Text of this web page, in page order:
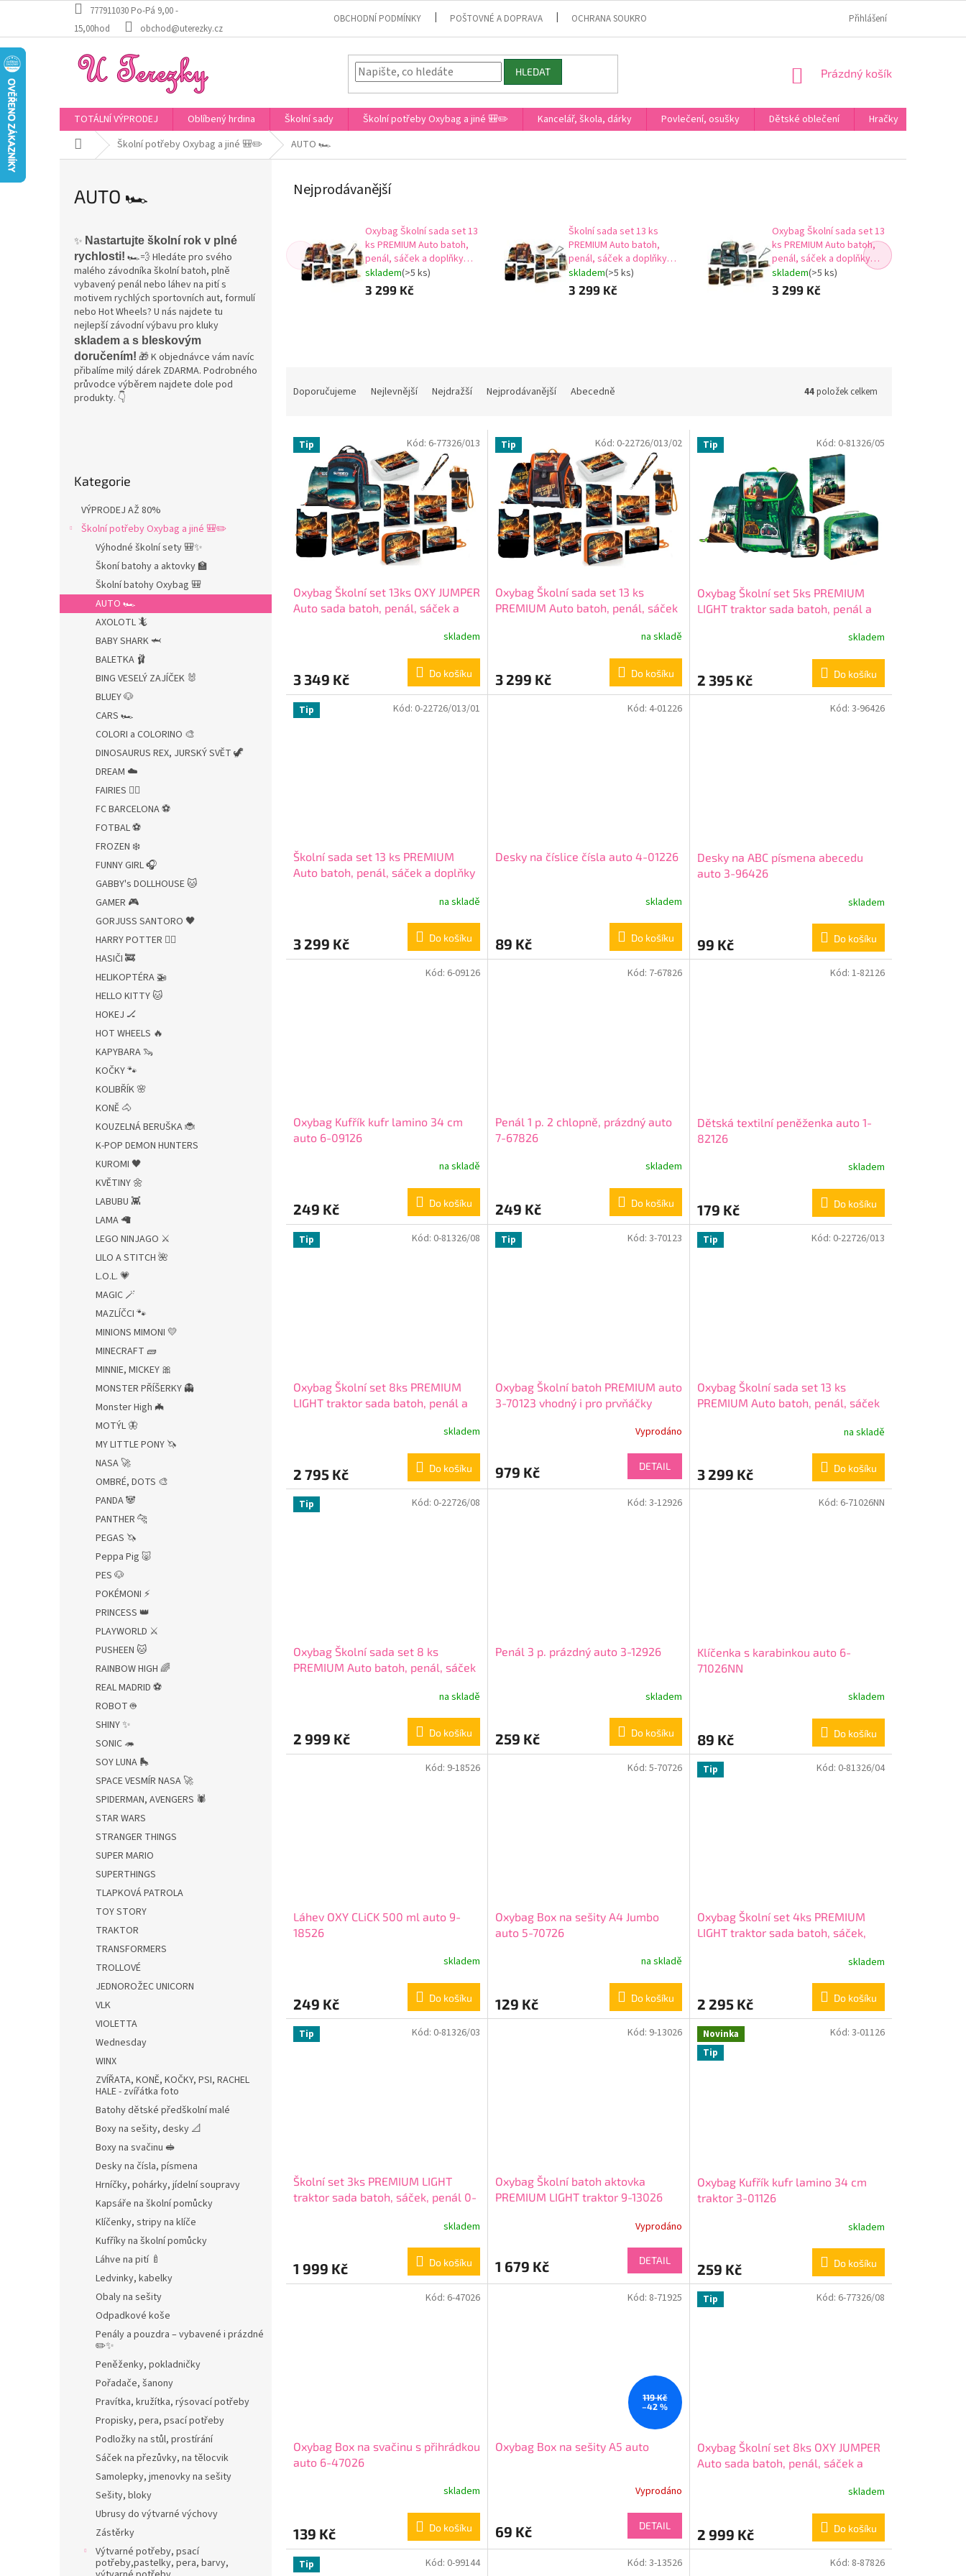
obsah
777911030 Po-Pá 9,00 -
15,00hod
obchod@uterezky.cz
OBCHODNÍ PODMÍNKY POŠTOVNÉ A DOPRAVA OCHRANA SOUKROMÍ HODNOCENÍ NA HEURÉCE
Přihlášení
HLEDAT
NÁKUPNÍ
Prázdný košík
TOTÁLNÍ VÝPRODEJ Oblíbený hrdina Školní sady Školní potřeby Oxybag a jiné 🎒✏️ Kancelář, škola, dárky Povlečení, osušky Dětské oblečení Hračky
Domů Školní potřeby Oxybag a jiné 🎒✏️ AUTO 🏎️
AUTO 🏎️
✨ Nastartujte školní rok v plné
rychlosti! 🏎️💨 Hledáte pro svého
malého závodníka školní batoh, plně
vybavený penál nebo láhev na pití s
motivem rychlých sportovních aut, formulí
nebo Hot Wheels? U nás najdete tu
nejlepší závodní výbavu pro kluky
skladem a s bleskovým
doručením! 🎁 K objednávce vám navíc
přibalíme milý dárek ZDARMA. Podrobného
průvodce výběrem najdete dole pod
produkty. 👇
a
n
kategorie
Kategorie
VÝPRODEJ AŽ 80%
Školní potřeby Oxybag a jiné 🎒✏️
Výhodné školní sety 🎒✨
Škoní batohy a aktovky 🏫
Školní batohy Oxybag 🎒
AUTO 🏎️
AXOLOTL 🦎
BABY SHARK 🦈
BALETKA 🩰
BING VESELÝ ZAJÍČEK 🐰
BLUEY 🐶
CARS 🏎️
COLORI a COLORINO 🎨
DINOSAURUS REX, JURSKÝ SVĚT 🦖
DREAM ☁️
FAIRIES 🧚‍♀️
FC BARCELONA ⚽
FOTBAL ⚽
FROZEN ❄️
FUNNY GIRL 🎧
GABBY's DOLLHOUSE 🐱
GAMER 🎮
GORJUSS SANTORO 🖤
HARRY POTTER 🧙‍♂️
HASIČI 🚒
HELIKOPTÉRA 🚁
HELLO KITTY 🐱
HOKEJ 🏒
HOT WHEELS 🔥
KAPYBARA 🦦
KOČKY 🐾
KOLIBŘÍK 🌸
KONĚ 🐴
KOUZELNÁ BERUŠKA 🐞
K-POP DEMON HUNTERS
KUROMI 🖤
KVĚTINY 🌼
LABUBU 👾
LAMA 🦙
LEGO NINJAGO ⚔️
LILO A STITCH 🌺
L.O.L. 💗
MAGIC 🪄
MAZLÍČCI 🐾
MINIONS MIMONI 💛
MINECRAFT 🧱
MINNIE, MICKEY 🎀
MONSTER PŘÍŠERKY 👻
Monster High 🦇
MOTÝL 🦋
MY LITTLE PONY 🦄
NASA 🚀
OMBRÉ, DOTS 🎨
PANDA 🐼
PANTHER 🐆
PEGAS 🦄
Peppa Pig 🐷
PES 🐶
POKÉMONI ⚡
PRINCESS 👑
PLAYWORLD ⚔️
PUSHEEN 🐱
RAINBOW HIGH 🌈
REAL MADRID ⚽
ROBOT 🤖
SHINY ✨
SONIC 🦔
SOY LUNA 🛼
SPACE VESMÍR NASA 🚀
SPIDERMAN, AVENGERS 🕷️
STAR WARS
STRANGER THINGS
SUPER MARIO
SUPERTHINGS
TLAPKOVÁ PATROLA
TOY STORY
TRAKTOR
TRANSFORMERS
TROLLOVÉ
JEDNOROŽEC UNICORN
VLK
VIOLETTA
Wednesday
WINX
ZVÍŘATA, KONĚ, KOČKY, PSI, RACHEL
HALE - zvířátka foto
Batohy dětské předškolní malé
Boxy na sešity, desky 📐
Boxy na svačinu 🥪
Desky na čísla, písmena
Hrníčky, pohárky, jídelní soupravy
Kapsáře na školní pomůcky
Klíčenky, stripy na klíče
Kufříky na školní pomůcky
Láhve na pití 🍼
Ledvinky, kabelky
Obaly na sešity
Odpadkové koše
Penály a pouzdra – vybavené i prázdné
✏️✨
Peněženky, pokladničky
Pořadače, šanony
Pravítka, kružítka, rýsovací potřeby
Propisky, pera, psací potřeby
Podložky na stůl, prostírání
Sáček na přezůvky, na tělocvik
Samolepky, jmenovky na sešity
Sešity, bloky
Ubrusy do výtvarné výchovy
Zástěrky
Výtvarné potřeby, psací
potřeby,pastelky, pera, barvy,
Nejprodávanější
Oxybag Školní sada set 13
ks PREMIUM Auto batoh,
penál, sáček a doplňky
vhodný i pro prvňáčky 0-
22726/013/01
skladem(>5 ks)
3 299 Kč
Školní sada set 13 ks
PREMIUM Auto batoh,
penál, sáček a doplňky
vhodný i pro prvňáčky 0-
22726/013/01
skladem(>5 ks)
3 299 Kč
Oxybag Školní sada set 13
ks PREMIUM Auto batoh,
penál, sáček a doplňky
vhodný i pro prvňáčky 0-
81624/013
skladem(>5 ks)
3 299 Kč
n
Doporučujeme Nejlevnější Nejdražší Nejprodávanější Abecedně 44položek celkem
V Tip
Oxybag Školní set 13ks OXY JUMPER
Auto sada batoh, penál, sáček a
skladem
3 349 Kč Do košíku
Kód: 6-77326/013 Tip
Oxybag Školní sada set 13 ks
PREMIUM Auto batoh, penál, sáček
+ + dárek zdarmana skladě
3 299 Kč Do košíku
Kód: 0-22726/013/02 Tip
Oxybag Školní set 5ks PREMIUM
LIGHT traktor sada batoh, penál a
skladem
2 395 Kč Do košíku
Kód: 0-81326/05
Tip
Školní sada set 13 ks PREMIUM
Auto batoh, penál, sáček a doplňky
+ + dárek zdarma
je
5,0
na skladě
3 299 Kč Do košíku
Kód: 0-22726/013/01
Desky na číslice čísla auto 4-01226
skladem
89 Kč Do košíku
Kód: 4-01226
Desky na ABC písmena abecedu
auto 3-96426
skladem
99 Kč Do košíku
Kód: 3-96426
Oxybag Kufřík kufr lamino 34 cm
auto 6-09126
na skladě
249 Kč Do košíku
Kód: 6-09126
Penál 1 p. 2 chlopně, prázdný auto
7-67826
skladem
249 Kč Do košíku
Kód: 7-67826
Dětská textilní peněženka auto 1-
82126
skladem
179 Kč Do košíku
Kód: 1-82126
Tip
Oxybag Školní set 8ks PREMIUM
LIGHT traktor sada batoh, penál a
skladem
2 795 Kč Do košíku
Kód: 0-81326/08 Tip
Oxybag Školní batoh PREMIUM auto
3-70123 vhodný i pro prvňáčky
Vyprodáno
979 Kč DETAIL
Kód: 3-70123 Tip
Oxybag Školní sada set 13 ks
PREMIUM Auto batoh, penál, sáček
na skladě
3 299 Kč Do košíku
Kód: 0-22726/013
Tip
Oxybag Školní sada set 8 ks
PREMIUM Auto batoh, penál, sáček
na skladě
2 999 Kč Do košíku
Kód: 0-22726/08
Penál 3 p. prázdný auto 3-12926
skladem
259 Kč Do košíku
Kód: 3-12926
Klíčenka s karabinkou auto 6-
71026NN
skladem
89 Kč Do košíku
Kód: 6-71026NN
Láhev OXY CLiCK 500 ml auto 9-
18526
skladem
249 Kč Do košíku
Kód: 9-18526
Oxybag Box na sešity A4 Jumbo
auto 5-70726
na skladě
129 Kč Do košíku
Kód: 5-70726 Tip
Oxybag Školní set 4ks PREMIUM
LIGHT traktor sada batoh, sáček,
skladem
2 295 Kč Do košíku
Kód: 0-81326/04
Tip
Školní set 3ks PREMIUM LIGHT
traktor sada batoh, sáček, penál 0-
skladem
1 999 Kč Do košíku
Kód: 0-81326/03
Oxybag Školní batoh aktovka
PREMIUM LIGHT traktor 9-13026
Vyprodáno
1 679 Kč DETAIL
Kód: 9-13026
Novinka
Tip
Oxybag Kufřík kufr lamino 34 cm
traktor 3-01126
skladem
259 Kč Do košíku
Kód: 3-01126
Oxybag Box na svačinu s přihrádkou
auto 6-47026
skladem
139 Kč Do košíku
Kód: 6-47026
119 Kč
–42 %
Oxybag Box na sešity A5 auto
Vyprodáno
69 Kč DETAIL
Kód: 8-71925 Tip
Oxybag Školní set 8ks OXY JUMPER
Auto sada batoh, penál, sáček a
skladem
2 999 Kč Do košíku
Kód: 6-77326/08
Tip Kód: 0-99144 Kód: 3-13526 Kód: 8-87826